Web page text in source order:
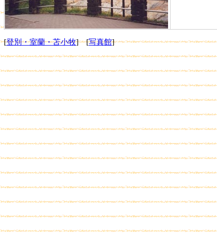
[登別・室蘭・苫小牧] [写真館]